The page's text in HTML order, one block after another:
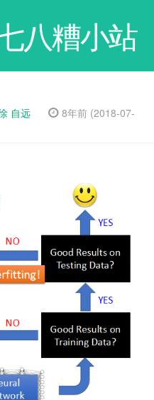
八糟小站
自远
8年前 (2018-07-